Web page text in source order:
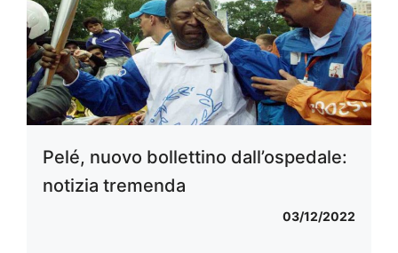
Pelé, nuovo bollettino dall’ospedale:
notizia tremenda
03/12/2022